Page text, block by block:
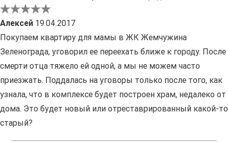
Алексей 19.04.2017
Покупаем квартиру для мамы в ЖК Жемчужина
Зеленограда, уговорил ее переехать ближе к городу. После
смерти отца тяжело ей одной, а мы не можем часто
приезжать. Поддалась на уговоры только после того, как
узнала, что в комплексе будет построен храм, недалеко от
дома. Это будет новый или отреставрированный какой-то
старый?